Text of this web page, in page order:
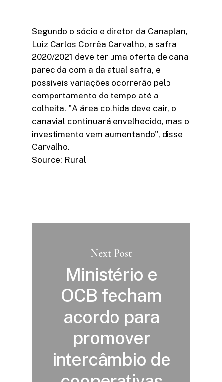
Segundo o sócio e diretor da Canaplan,
Luiz Carlos Corrêa Carvalho, a safra
2020/2021 deve ter uma oferta de cana
parecida com a da atual safra, e
possíveis variações ocorrerão pelo
comportamento do tempo até a
colheita. "A área colhida deve cair, o
canavial continuará envelhecido, mas o
investimento vem aumentando", disse
Carvalho.
Source: Rural
Next Post
Ministério e
OCB fecham
acordo para
promover
intercâmbio de